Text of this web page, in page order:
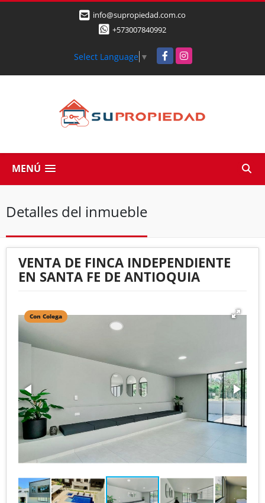
info@supropiedad.com.co
+573007840992
Select Language ▼ FacebookInstagram
MENÚ
Detalles del inmueble
VENTA DE FINCA INDEPENDIENTE
EN SANTA FE DE ANTIOQUIA
Con Colega